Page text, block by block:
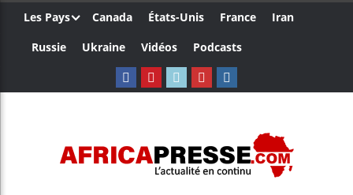
Les Pays Canada États-Unis France
Iran
Russie
Ukraine Vidéos Podcasts